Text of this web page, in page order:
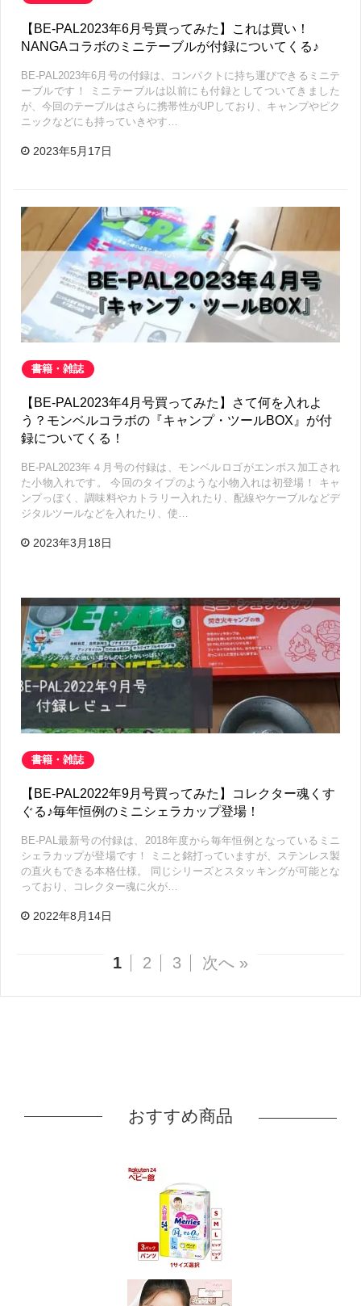
【BE-PAL2023年6月号買ってみた】これは買い！
NANGAコラボのミニテーブルが付録についてくる♪
BE-PAL2023年6月号の付録は、コンパクトに持ち運びできるミニテ
ーブルです！ ミニテーブルは以前にも付録としてついてきました
が、今回のテーブルはさらに携帯性がUPしており、キャンプやピク
ニックなどにも持っていきやす…
2023年5月17日
書籍・雑誌
【BE-PAL2023年4月号買ってみた】さて何を入れよ
う？モンベルコラボの『キャンプ・ツールBOX』が付
録についてくる！
BE-PAL2023年４月号の付録は、モンベルロゴがエンボス加工され
た小物入れです。 今回のタイプのような小物入れは初登場！ キャ
ンプっぽく、調味料やカトラリー入れたり、配線やケーブルなどデ
ジタルツールなどを入れたり、使…
2023年3月18日
書籍・雑誌
【BE-PAL2022年9月号買ってみた】コレクター魂くす
ぐる♪毎年恒例のミニシェラカップ登場！
BE-PAL最新号の付録は、2018年度から毎年恒例となっているミニ
シェラカップが登場です！ ミニと銘打っていますが、ステンレス製
の直火もできる本格仕様。 同じシリーズとスタッキングが可能とな
っており、コレクター魂に火が…
2022年8月14日
1 2 3 次へ »
おすすめ商品